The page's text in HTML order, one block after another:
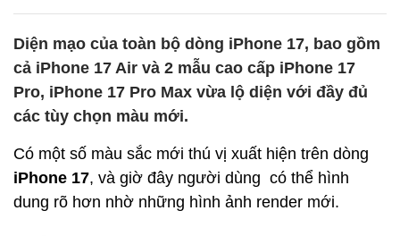
Diện mạo của toàn bộ dòng iPhone 17, bao gồm
cả iPhone 17 Air và 2 mẫu cao cấp iPhone 17
Pro, iPhone 17 Pro Max vừa lộ diện với đầy đủ
các tùy chọn màu mới.
Có một số màu sắc mới thú vị xuất hiện trên dòng
iPhone 17, và giờ đây người dùng có thể hình
dung rõ hơn nhờ những hình ảnh render mới.